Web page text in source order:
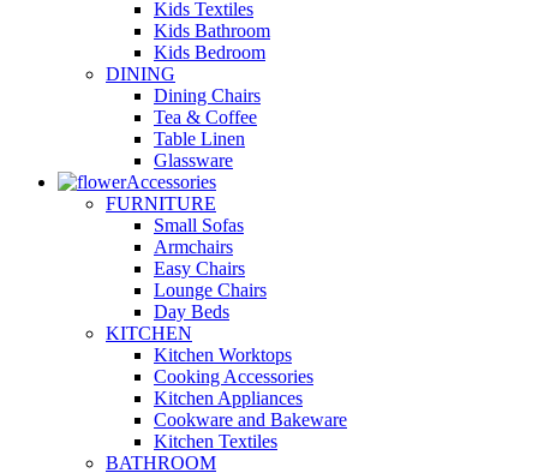
Kids Textiles
Kids Bathroom
Kids Bedroom
DINING
Dining Chairs
Tea & Coffee
Table Linen
Glassware
Accessories
FURNITURE
Small Sofas
Armchairs
Easy Chairs
Lounge Chairs
Day Beds
KITCHEN
Kitchen Worktops
Cooking Accessories
Kitchen Appliances
Cookware and Bakeware
Kitchen Textiles
BATHROOM